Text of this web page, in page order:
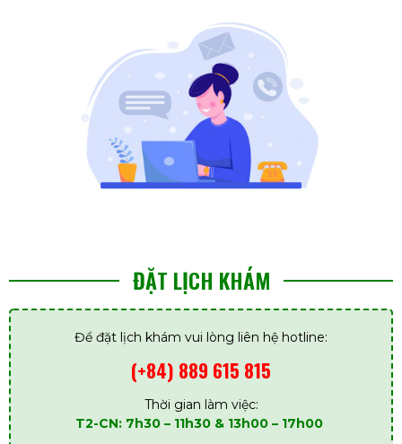
ĐẶT LỊCH KHÁM
Để đặt lịch khám vui lòng liên hệ hotline:
(+84) 889 615 815
Thời gian làm việc:
T2-CN: 7h30 – 11h30 & 13h00 – 17h00